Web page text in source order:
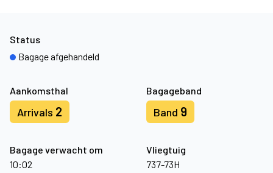
Aankomsthal
Arrivals 2
Bagageband
Band 9
Bagage verwacht om
10:02
Vliegtuig
737-73H
Status
Bagage afgehandeld